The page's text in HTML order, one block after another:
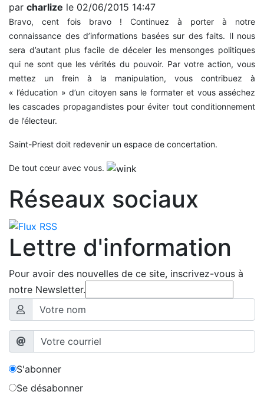
par charlize le 02/06/2015 14:47
Bravo, cent fois bravo ! Continuez à porter à notre
connaissance des d’informations basées sur des faits. Il nous
sera d’autant plus facile de déceler les mensonges politiques
qui ne sont que les vérités du pouvoir. Par votre action, vous
mettez un frein à la manipulation, vous contribuez à
« l’éducation » d’un citoyen sans le formater et vous asséchez
les cascades propagandistes pour éviter tout conditionnement
de l’électeur.
Saint-Priest doit redevenir un espace de concertation.
De tout cœur avec vous.
Réseaux sociaux
Lettre d'information
Pour avoir des nouvelles de ce site, inscrivez-vous à
notre Newsletter.
S'abonner
Se désabonner